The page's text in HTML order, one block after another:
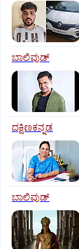
ಬಾಲಿವುಡ್‌
ದಕ್ಷಿಣಕನ್ನಡ
ಬಾಲಿವುಡ್‌